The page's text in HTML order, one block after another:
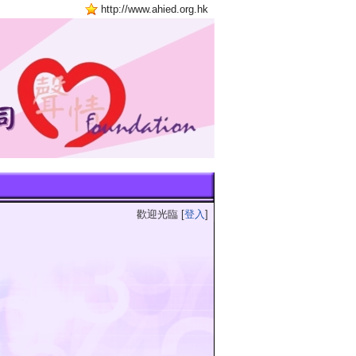
http://www.ahied.org.hk
歡迎光臨 [登入]